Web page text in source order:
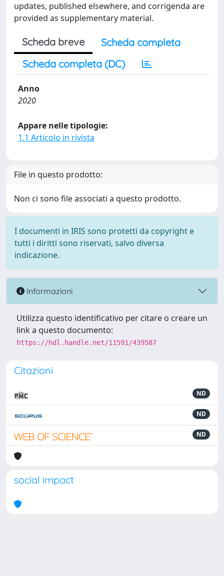
updates, published elsewhere, and corrigenda are
provided as supplementary material.
Scheda breve
Scheda completa
Scheda completa (DC)
Anno
2020
Appare nelle tipologie:
1.1 Articolo in rivista
File in questo prodotto:
Non ci sono file associati a questo prodotto.
I documenti in IRIS sono protetti da copyright e
tutti i diritti sono riservati, salvo diversa
indicazione.
Informazioni
Utilizza questo identificativo per citare o creare un
link a questo documento:
https://hdl.handle.net/11591/439587
Citazioni
ND
ND
ND
social impact